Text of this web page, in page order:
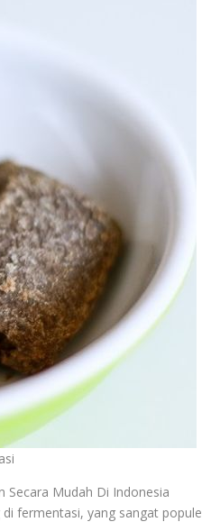
Secara Mudah Di Indonesia
fermentasi, yang sangat